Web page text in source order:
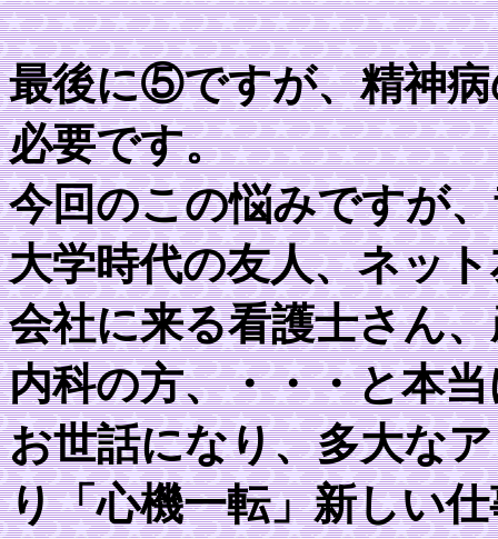
最後に⑤ですが、精神
必要です。
今回のこの悩みですが
大学時代の友人、ネッ
会社に来る看護士さん
内科の方、・・・と本
お世話になり、多大な
り「心機一転」新しい